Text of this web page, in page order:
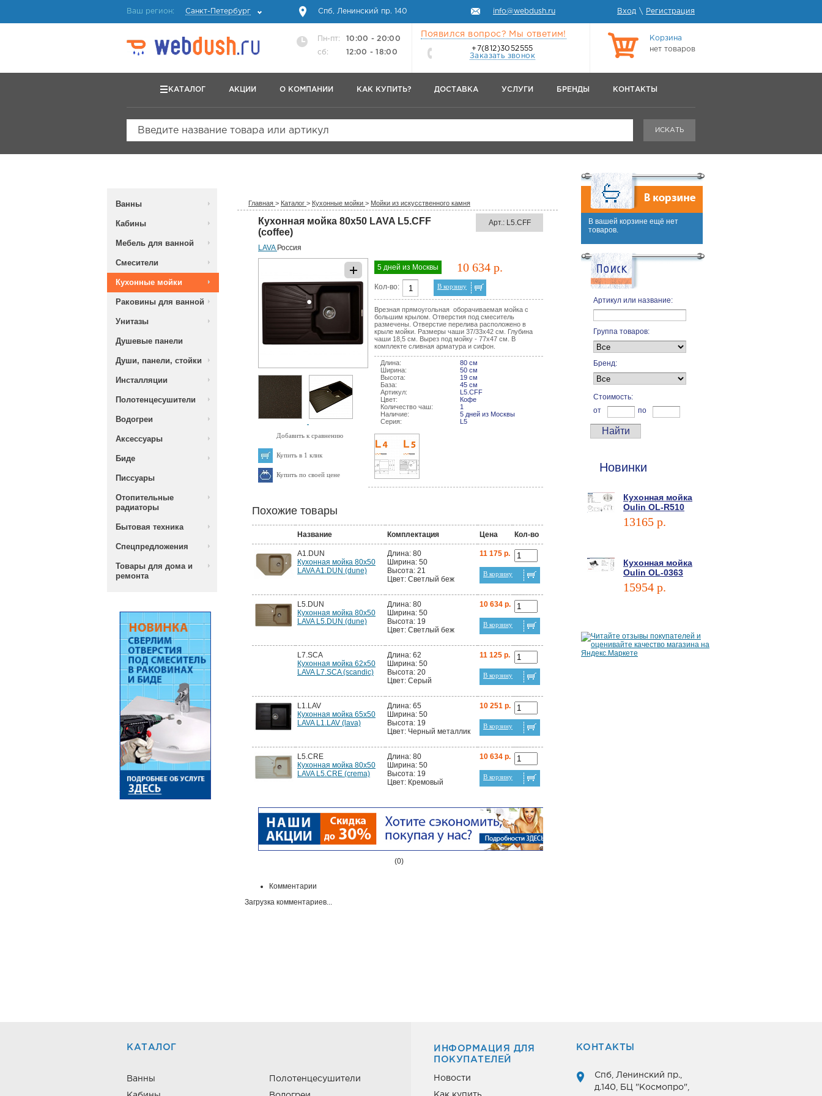
Ваш регион: Санкт-Петербург Спб, Ленинский пр. 140 info@webdush.ru Вход \ Регистрация
Пн-пт:
10:00 - 20:00
сб:
12:00 - 18:00
Появился вопрос? Мы ответим!
+7(812)3052555
Заказать звонок
Корзина
нет товаров
КАТАЛОГ АКЦИИ О КОМПАНИИ КАК КУПИТЬ? ДОСТАВКА УСЛУГИ БРЕНДЫ КОНТАКТЫ
Введите название товара или артикул ИСКАТЬ
Ванны
Кабины
Мебель для ванной
Смесители
Кухонные мойки
Раковины для ванной
Унитазы
Душевые панели
Души, панели, стойки
Инсталляции
Полотенцесушители
Водогреи
Аксессуары
Биде
Писсуары
Отопительные
радиаторы
Бытовая техника
Спецпредложения
Товары для дома и
ремонта
Главная > Каталог > Кухонные мойки > Мойки из искусственного камня
Кухонная мойка 80x50 LAVA L5.CFF
(coffee)
Арт.: L5.CFF
LAVA Россия
Добавить к сравнению
Купить в 1 клик
Купить по своей цене
5 дней из Москвы 10 634 р.
Кол-во: В корзину
Врезная прямоугольная оборачиваемая мойка с
большим крылом. Отверстия под смеситель
размечены. Отверстие перелива расположено в
крыле мойки. Размеры чаши 37/33х42 см. Глубина
чаши 18,5 см. Вырез под мойку - 77х47 см. В
комплекте сливная арматура и сифон.
Длина:
80 см
Ширина:
50 см
Высота:
19 см
База:
45 см
Артикул:
L5.CFF
Цвет:
Кофе
Количество чаш:
1
Наличие:
5 дней из Москвы
Серия:
L5
Похожие товары
Название Комплектация Цена Кол-во
A1.DUN
Кухонная мойка 80x50
LAVA A1.DUN (dune)
Длина: 80
Ширина: 50
Высота: 21
Цвет: Светлый беж
11 175 р.
В корзину
L5.DUN
Кухонная мойка 80x50
LAVA L5.DUN (dune)
Длина: 80
Ширина: 50
Высота: 19
Цвет: Светлый беж
10 634 р.
В корзину
L7.SCA
Кухонная мойка 62x50
LAVA L7.SCA (scandic)
Длина: 62
Ширина: 50
Высота: 20
Цвет: Серый
11 125 р.
В корзину
L1.LAV
Кухонная мойка 65x50
LAVA L1.LAV (lava)
Длина: 65
Ширина: 50
Высота: 19
Цвет: Черный металлик
10 251 р.
В корзину
L5.CRE
Кухонная мойка 80x50
LAVA L5.CRE (crema)
Длина: 80
Ширина: 50
Высота: 19
Цвет: Кремовый
10 634 р.
В корзину
(0)
Комментарии
Загрузка комментариев...
В вашей корзине ещё нет
товаров.
Артикул или название:
Группа товаров:
Бренд:
Стоимость:
от
по
Новинки
Кухонная мойка
Oulin OL-R510
13165 p.
Кухонная мойка
Oulin OL-0363
15954 p.
КАТАЛОГ
Ванны Полотенцесушители
ИНФОРМАЦИЯ ДЛЯ
ПОКУПАТЕЛЕЙ
Новости
КОНТАКТЫ
Спб, Ленинский пр.,
д.140, БЦ "Космопро",